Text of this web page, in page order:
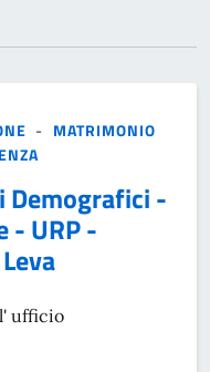
- MATRIMONIO
Demografici -
- URP -
ufficio